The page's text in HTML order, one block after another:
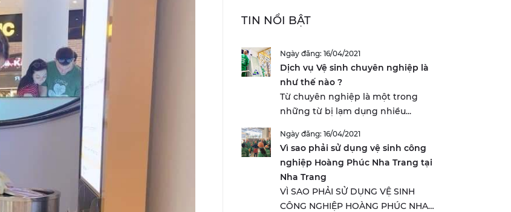
TIN NỔI BẬT
Ngày đăng: 16/04/2021
Dịch vụ Vệ sinh chuyên nghiệp là
như thế nào ?
Từ chuyên nghiệp là một trong
những từ bị lạm dụng nhiều...
Ngày đăng: 16/04/2021
Vì sao phải sử dụng vệ sinh công
nghiệp Hoàng Phúc Nha Trang tại
Nha Trang
VÌ SAO PHẢI SỬ DỤNG VỆ SINH
CÔNG NGHIỆP HOÀNG PHÚC NHA